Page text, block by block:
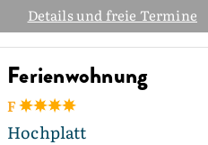
Details und freie Termine
Ferienwohnung
F
Hochplatt